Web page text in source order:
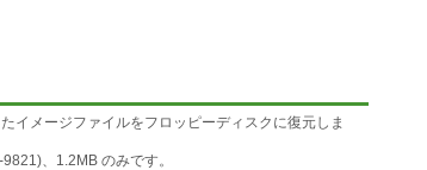
イメージファイルをフロッピーディスクに復元しま
、1.2MB のみです。